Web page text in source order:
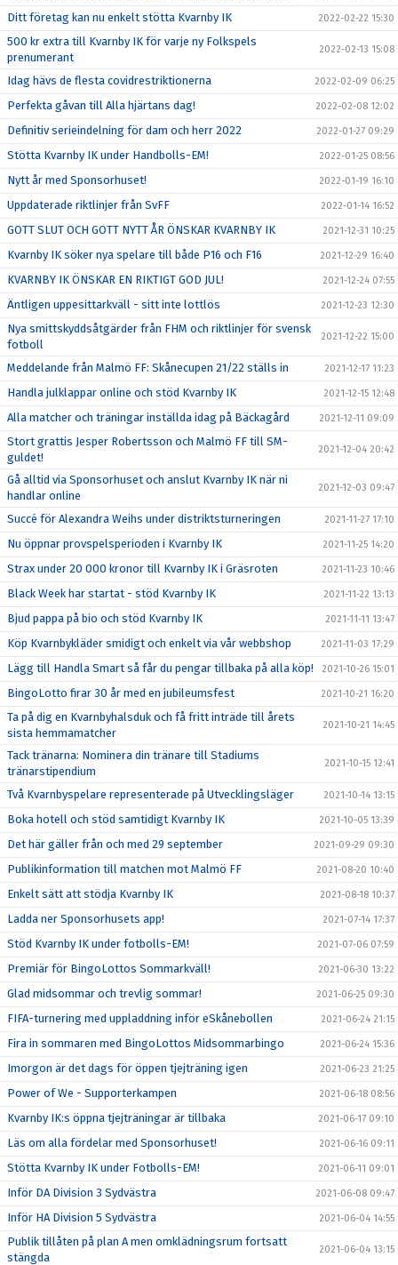
Ditt företag kan nu enkelt stötta Kvarnby IK 2022-02-22 15:30
500 kr extra till Kvarnby IK för varje ny Folkspels
prenumerant
2022-02-13 15:08
Idag hävs de flesta covidrestriktionerna 2022-02-09 06:25
Perfekta gåvan till Alla hjärtans dag! 2022-02-08 12:02
Definitiv serieindelning för dam och herr 2022 2022-01-27 09:29
Stötta Kvarnby IK under Handbolls-EM! 2022-01-25 08:56
Nytt år med Sponsorhuset! 2022-01-19 16:10
Uppdaterade riktlinjer från SvFF 2022-01-14 16:52
GOTT SLUT OCH GOTT NYTT ÅR ÖNSKAR KVARNBY IK 2021-12-31 10:25
Kvarnby IK söker nya spelare till både P16 och F16 2021-12-29 16:40
KVARNBY IK ÖNSKAR EN RIKTIGT GOD JUL! 2021-12-24 07:55
Äntligen uppesittarkväll - sitt inte lottlös 2021-12-23 12:30
Nya smittskyddsåtgärder från FHM och riktlinjer för svensk
fotboll
2021-12-22 15:00
Meddelande från Malmö FF: Skånecupen 21/22 ställs in 2021-12-17 11:23
Handla julklappar online och stöd Kvarnby IK 2021-12-15 12:48
Alla matcher och träningar inställda idag på Bäckagård 2021-12-11 09:09
Stort grattis Jesper Robertsson och Malmö FF till SM-
guldet!
2021-12-04 20:42
Gå alltid via Sponsorhuset och anslut Kvarnby IK när ni
handlar online
2021-12-03 09:47
Succé för Alexandra Weihs under distriktsturneringen 2021-11-27 17:10
Nu öppnar provspelsperioden i Kvarnby IK 2021-11-25 14:20
Strax under 20 000 kronor till Kvarnby IK i Gräsroten 2021-11-23 10:46
Black Week har startat - stöd Kvarnby IK 2021-11-22 13:13
Bjud pappa på bio och stöd Kvarnby IK 2021-11-11 13:47
Köp Kvarnbykläder smidigt och enkelt via vår webbshop 2021-11-03 17:29
Lägg till Handla Smart så får du pengar tillbaka på alla köp! 2021-10-26 15:01
BingoLotto firar 30 år med en jubileumsfest 2021-10-21 16:20
Ta på dig en Kvarnbyhalsduk och få fritt inträde till årets
sista hemmamatcher
2021-10-21 14:45
Tack tränarna: Nominera din tränare till Stadiums
tränarstipendium
2021-10-15 12:41
Två Kvarnbyspelare representerade på Utvecklingsläger 2021-10-14 13:15
Boka hotell och stöd samtidigt Kvarnby IK 2021-10-05 13:39
Det här gäller från och med 29 september 2021-09-29 09:30
Publikinformation till matchen mot Malmö FF 2021-08-20 10:40
Enkelt sätt att stödja Kvarnby IK 2021-08-18 10:37
Ladda ner Sponsorhusets app! 2021-07-14 17:37
Stöd Kvarnby IK under fotbolls-EM! 2021-07-06 07:59
Premiär för BingoLottos Sommarkväll! 2021-06-30 13:22
Glad midsommar och trevlig sommar! 2021-06-25 09:30
FIFA-turnering med uppladdning inför eSkånebollen 2021-06-24 21:15
Fira in sommaren med BingoLottos Midsommarbingo 2021-06-24 15:36
Imorgon är det dags för öppen tjejträning igen 2021-06-23 21:25
Power of We - Supporterkampen 2021-06-18 08:56
Kvarnby IK:s öppna tjejträningar är tillbaka 2021-06-17 09:10
Läs om alla fördelar med Sponsorhuset! 2021-06-16 09:11
Stötta Kvarnby IK under Fotbolls-EM! 2021-06-11 09:01
Inför DA Division 3 Sydvästra 2021-06-08 09:47
Inför HA Division 5 Sydvästra 2021-06-04 14:55
Publik tillåten på plan A men omklädningsrum fortsatt
stängda
2021-06-04 13:15